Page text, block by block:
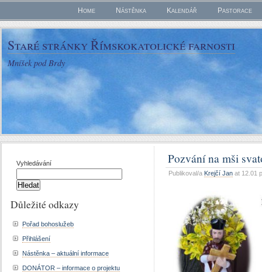
Home Nástěnka Kalendář Pastorace
Staré stránky Římskokatolické farnosti
Mníšek pod Brdy
Pozvání na mši
Publikoval/a Krejčí Jan at 12.01
Vyhledávání
Důležité odkazy
Pořad bohoslužeb
Přihlášení
Nástěnka – aktuální informace
DONÁTOR – informace o projektu